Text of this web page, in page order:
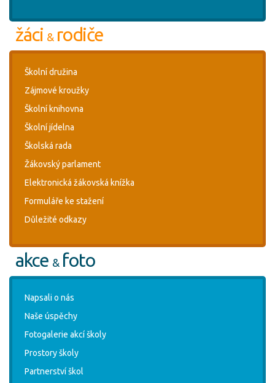
žáci &rodiče
Školní družina
Zájmové kroužky
Školní knihovna
Školní jídelna
Školská rada
Žákovský parlament
Elektronická žákovská knížka
Formuláře ke stažení
Důležité odkazy
akce &foto
Napsali o nás
Naše úspěchy
Fotogalerie akcí školy
Prostory školy
Partnerství škol